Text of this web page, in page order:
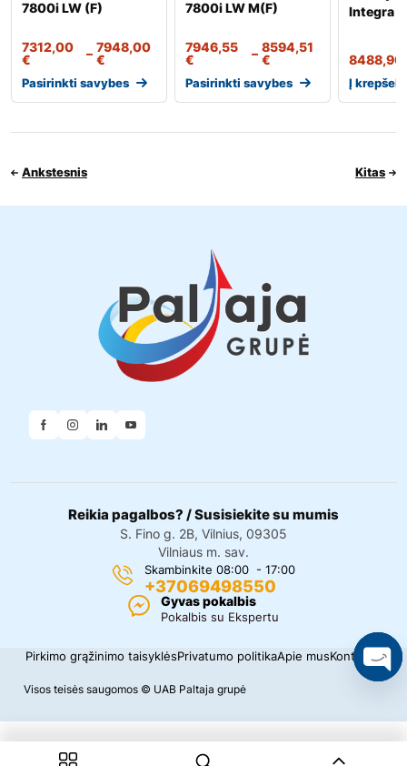
7800i LW (F)
7312,00
€
– 7948,00
€
Pasirinkti savybes
7800i LW M(F)
7946,55
€
– 8594,51
€
Pasirinkti savybes
Integra
8488,90
Į krepšelį
Ankstesnis Kitas
Reikia pagalbos? / Susisiekite su mumis
S. Fino g. 2B, Vilnius, 09305
Vilniaus m. sav.
Skambinkite 08:00 - 17:00
+37069498550
Gyvas pokalbis
Pokalbis su Ekspertu
Visos teisės saugomos © UAB Paltaja grupė
Pirkimo grąžinimo taisyklėsPrivatumo politikaApie musKontaktai
e
n